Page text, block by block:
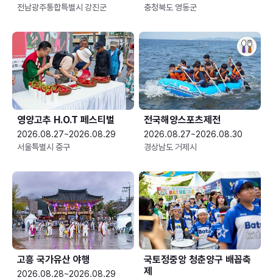
전남광주통합특별시 강진군 충청북도 영동군
영양고추 H.O.T 페스티벌
2026.08.27~2026.08.29
서울특별시 중구
전국해양스포츠제전
2026.08.27~2026.08.30
경상남도 거제시
고흥 국가유산 야행
2026.08.28~2026.08.29
국토정중앙 청춘양구 배꼽축
제